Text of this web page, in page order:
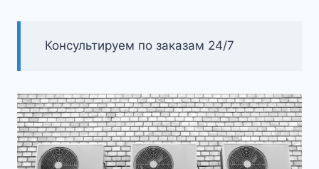
Консультируем по заказам 24/7